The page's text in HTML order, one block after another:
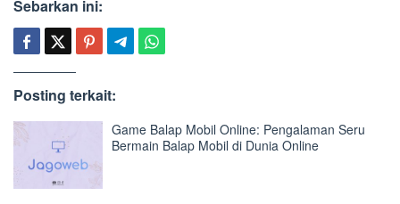
Sebarkan ini:
Posting terkait:
Game Balap Mobil Online: Pengalaman Seru
Bermain Balap Mobil di Dunia Online